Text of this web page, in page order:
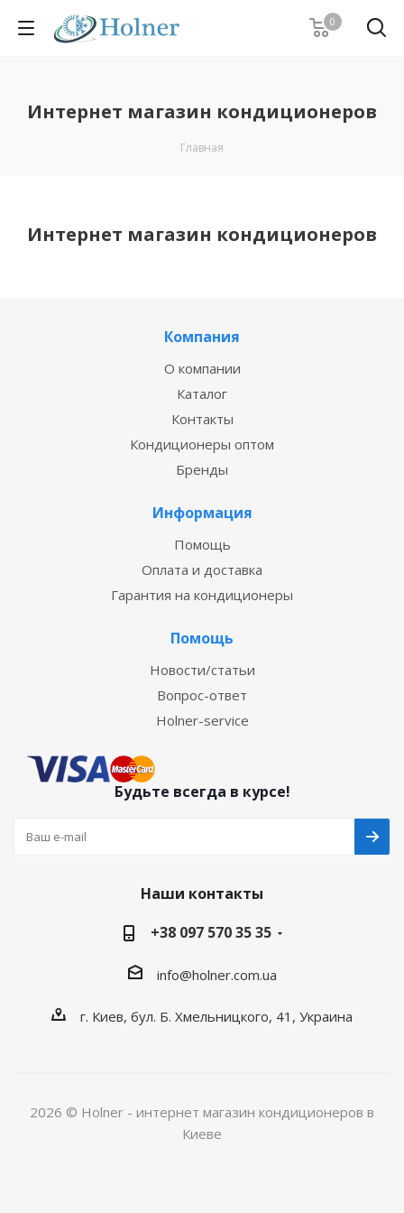
0
Интернет магазин кондиционеров
Главная
Интернет магазин кондиционеров
Компания
О компании
Каталог
Контакты
Кондиционеры оптом
Бренды
Информация
Помощь
Оплата и доставка
Гарантия на кондиционеры
Помощь
Новости/статьи
Вопрос-ответ
Holner-service
Будьте всегда в курсе!
Наши контакты
+38 097 570 35 35
info@holner.com.ua
г. Киев, бул. Б. Хмельницкого, 41, Украина
2026 © Holner - интернет магазин кондиционеров в
Киеве